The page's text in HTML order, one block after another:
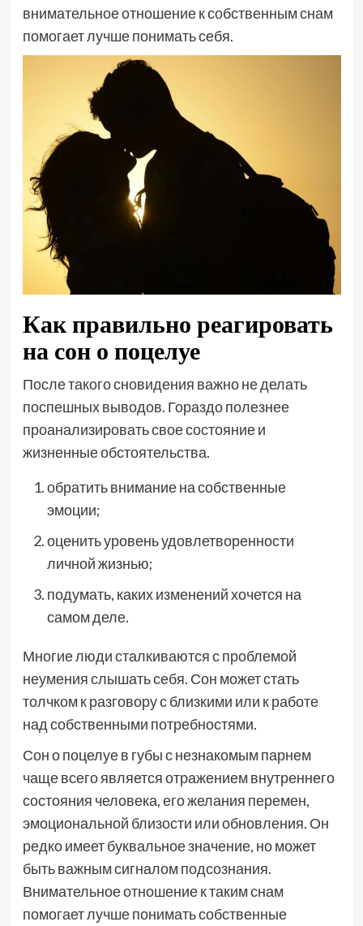
внимательное отношение к собственным снам
помогает лучше понимать себя.
Как правильно реагировать
на сон о поцелуе
После такого сновидения важно не делать
поспешных выводов. Гораздо полезнее
проанализировать свое состояние и
жизненные обстоятельства.
обратить внимание на собственные
эмоции;
оценить уровень удовлетворенности
личной жизнью;
подумать, каких изменений хочется на
самом деле.
Многие люди сталкиваются с проблемой
неумения слышать себя. Сон может стать
толчком к разговору с близкими или к работе
над собственными потребностями.
Сон о поцелуе в губы с незнакомым парнем
чаще всего является отражением внутреннего
состояния человека, его желания перемен,
эмоциональной близости или обновления. Он
редко имеет буквальное значение, но может
быть важным сигналом подсознания.
Внимательное отношение к таким снам
помогает лучше понимать собственные